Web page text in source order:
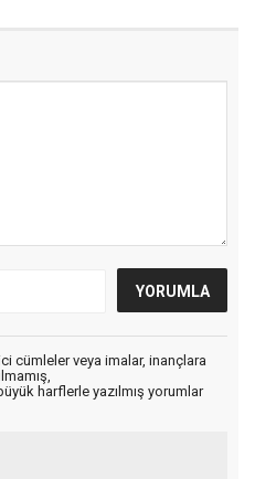
cümleler veya imalar, inançlara
harflerle yazılmış yorumlar